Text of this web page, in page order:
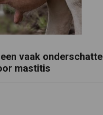
vaak onderschatte
mastitis